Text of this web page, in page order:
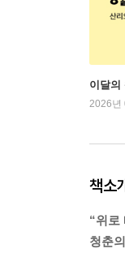
이달의
2026년
책소
“위로
청춘